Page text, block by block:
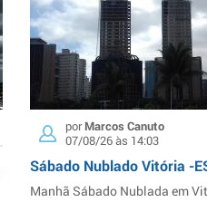
porMarcos Canuto
07/08/26 às 14:03
Sábado Nublado Vitória -
Manhã Sábado Nublada em